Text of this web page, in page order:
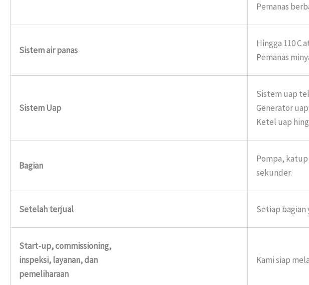
Pemanas
Sistem air panas
Hingga 110 C
Pemanas
Sistem Uap
Sistem uap
Generator uap
Ketel uap
Bagian
Pompa,
sekunder.
Setelah terjual Setiap
Start-up, commissioning,
inspeksi, layanan, dan
pemeliharaan
Kami siap